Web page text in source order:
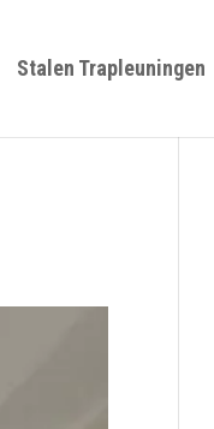
Stalen Trapleuningen